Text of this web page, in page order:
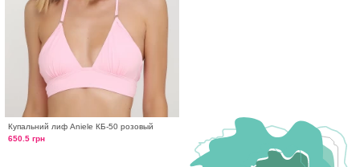
Купальний лиф Aniele КБ-50 розовый
650.5 грн